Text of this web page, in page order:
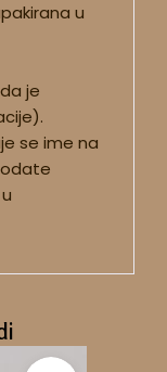
u
je
se ime na